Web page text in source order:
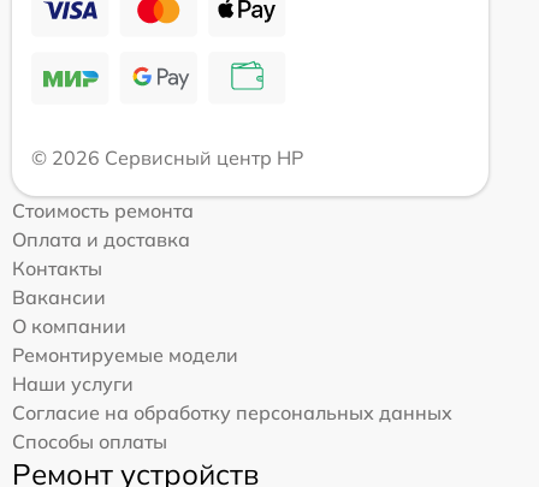
© 2026 Сервисный центр HP
Стоимость ремонта
Оплата и доставка
Контакты
Вакансии
О компании
Ремонтируемые модели
Наши услуги
Согласие на обработку персональных данных
Способы оплаты
Ремонт устройств